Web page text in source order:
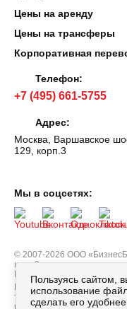
Цены на аренду
Цены на трансферы
Корпоративная
Телефон:
+7 (495) 661-5755
Адрес:
Москва, Варшавское
129, корп.3
© 2007-2026 ООО
корп.3.
Все права защищены.
Вся информация,
товаров, описания,
публичной офертой,
Мы в соцсетях:
Пользуясь сайтом,
использование
сделать его